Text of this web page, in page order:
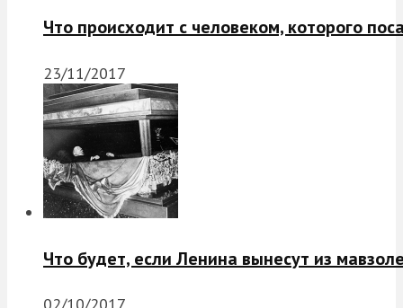
Что происходит с человеком, которого
23/11/2017
Что будет, если Ленина вынесут из